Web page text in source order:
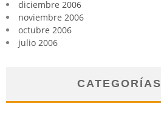
diciembre 2006
noviembre 2006
octubre 2006
julio 2006
CATEGORÍAS